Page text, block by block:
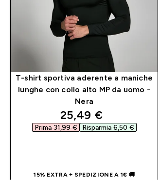
T-shirt sportiva aderente a maniche
lunghe con collo alto MP da uomo -
Nera
discounted price
25,49 €‎
Prima 31,99 €‎ Risparmia 6,50 €‎
15% EXTRA + SPEDIZIONE A 1€ 🚚